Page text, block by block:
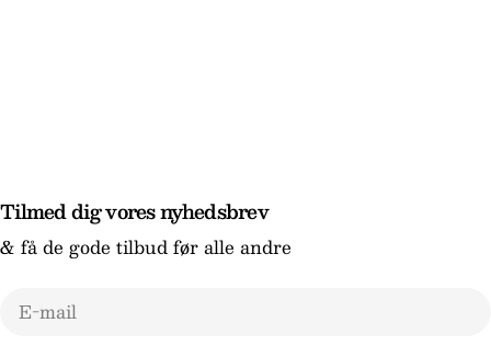
Tilmed dig vores nyhedsbrev
& få de gode tilbud før alle andre
E-